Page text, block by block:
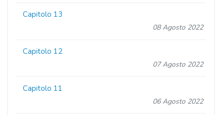
Capitolo 13
08 Agosto 2022
Capitolo 12
07 Agosto 2022
Capitolo 11
06 Agosto 2022